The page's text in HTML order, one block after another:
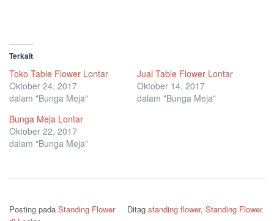
Terkait
Toko Table Flower Lontar
Oktober 24, 2017
dalam "Bunga Meja"
Jual Table Flower Lontar
Oktober 14, 2017
dalam "Bunga Meja"
Bunga Meja Lontar
Oktober 22, 2017
dalam "Bunga Meja"
Posting pada Standing Flower Ditag standing flower, Standing Flower